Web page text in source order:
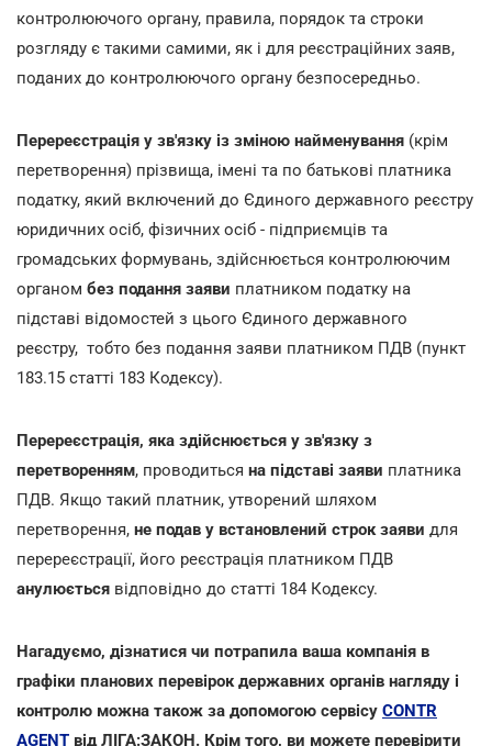
контролюючого органу, правила, порядок та строки
розгляду є такими самими, як і для реєстраційних заяв,
поданих до контролюючого органу безпосередньо.
Перереєстрація у зв'язку із зміною найменування (крім
перетворення) прізвища, імені та по батькові платника
податку, який включений до Єдиного державного реєстру
юридичних осіб, фізичних осіб - підприємців та
громадських формувань, здійснюється контролюючим
органом без подання заяви платником податку на
підставі відомостей з цього Єдиного державного
реєстру, тобто без подання заяви платником ПДВ (пункт
183.15 статті 183 Кодексу).
Перереєстрація, яка здійснюється у зв'язку з
перетворенням, проводиться на підставі заяви платника
ПДВ. Якщо такий платник, утворений шляхом
перетворення, не подав у встановлений строк заяви для
перереєстрації, його реєстрація платником ПДВ
анулюється відповідно до статті 184 Кодексу.
Нагадуємо, дізнатися чи потрапила ваша компанія в
графіки планових перевірок державних органів нагляду і
контролю можна також за допомогою сервісу CONTR
AGENT від ЛІГА:ЗАКОН. Крім того, ви можете перевірити